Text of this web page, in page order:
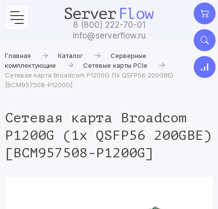
8 (800) 222-70-01
info@serverflow.ru
Главная Каталог
Серверные
комплектующие
Сетевые карты PCIe
Сетевая карта Broadcom P1200G (1x QSFP56 200GBE)
[BCM957508-P1200G]
Сетевая карта Broadcom
P1200G (1x QSFP56 200GBE)
[BCM957508-P1200G]